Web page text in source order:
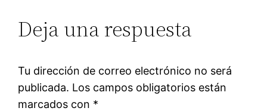
Deja una respuesta
Tu dirección de correo electrónico no será
publicada. Los campos obligatorios están
marcados con *